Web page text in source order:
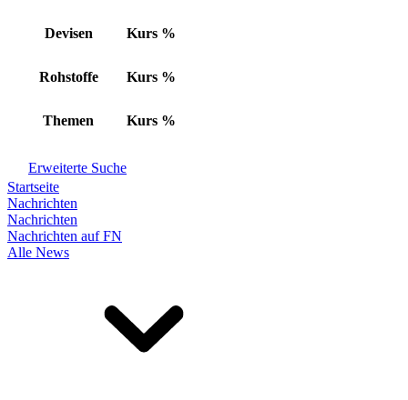
Devisen Kurs %
Rohstoffe Kurs %
Themen Kurs %
Erweiterte Suche
Startseite
Nachrichten
Nachrichten
Nachrichten auf FN
Alle News